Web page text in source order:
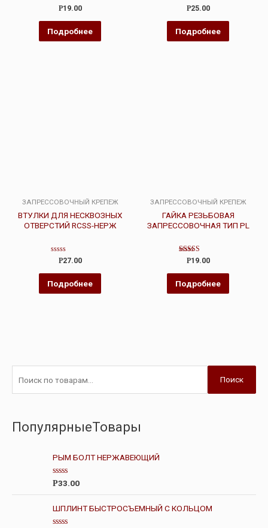
Оценка
из
Р19.00
Подробнее
Оценка
из
Р25.00
Подробнее
ЗАПРЕССОВОЧНЫЙ КРЕПЕЖ
ВТУЛКИ ДЛЯ НЕСКВОЗНЫХ
ОТВЕРСТИЙ RCSS-НЕРЖ
Оценка
из
Р27.00
Подробнее
ЗАПРЕССОВОЧНЫЙ КРЕПЕЖ
ГАЙКА РЕЗЬБОВАЯ
ЗАПРЕССОВОЧНАЯ ТИП PL
Оценка
из 5
Р19.00
Подробнее
Поиск
ПопулярныеТовары
РЫМ БОЛТ НЕРЖАВЕЮЩИЙ
О
е
н
к
а
Р33.00
ШПЛИНТ БЫСТРОСЪЕМНЫЙ С КОЛЬЦОМ